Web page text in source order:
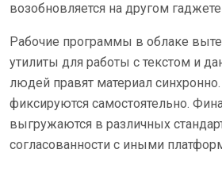
возобновляется на другом
Рабочие программы в облаке
утилиты для работы с текстом и
людей правят материал
фиксируются самостоятельно.
выгружаются в различных
согласованности с иными